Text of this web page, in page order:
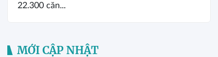
22.300 căn...
MỚI CẬP NHẬT